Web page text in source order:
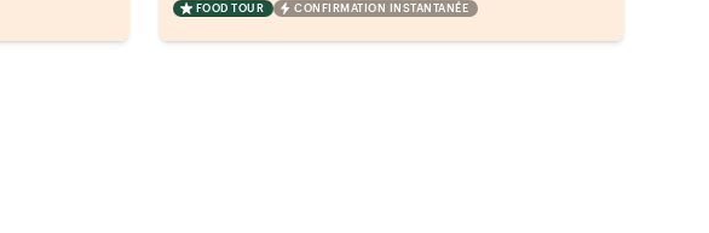
FOOD TOUR CONFIRMATION INSTANTANÉE